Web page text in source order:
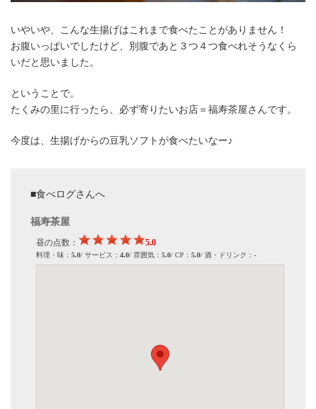
いやいや、こんな生揚げはこれまで食べたことがありません！
お腹いっぱいでしたけど、別腹であと３つ４つ食べれそうなくら
いだと思いました。
ということで。
たくみの里に行ったら、必ず寄りたいお店＝福寿茶屋さんです。
今度は、生揚げからの豆乳ソフトが食べたいなー♪
■食べログさんへ
福寿茶屋